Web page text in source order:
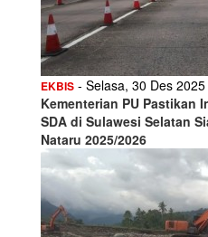
EKBIS - Selasa, 30 Des 2025
Kementerian PU Pastikan
SDA di Sulawesi Selatan
Nataru 2025/2026